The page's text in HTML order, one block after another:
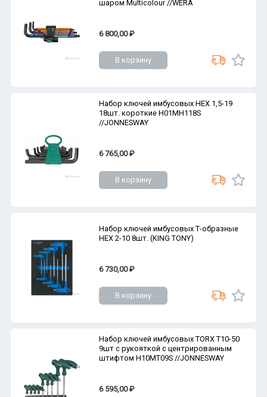
шаром Multicolour //WERA
6 800,00 ₽
В корзину
Набор ключей имбусовых HEX 1,5-19
18шт. короткие H01MH118S
//JONNESWAY
6 765,00 ₽
В корзину
Набор ключей имбусовых Т-образные
HEX 2-10 8шт. (KING TONY)
6 730,00 ₽
В корзину
Набор ключей имбусовых TORX Т10-50
9шт с рукояткой с центрированным
штифтом H10MT09S //JONNESWAY
6 595,00 ₽